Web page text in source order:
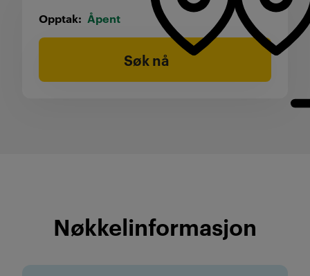
Opptak Åpent
Søk nå
Nøkkelinformasjon